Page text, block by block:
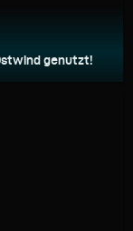
genutzt!